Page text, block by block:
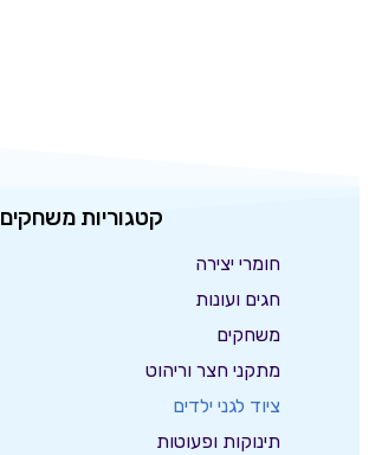
קטגוריות משחקים
חומרי יצירה
חגים ועונות
משחקים
מתקני חצר וריהוט
ציוד לגני ילדים
תינוקות ופעוטות